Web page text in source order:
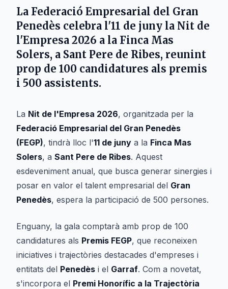
La Federació Empresarial del Gran
Penedès celebra l'11 de juny la Nit de
l'Empresa 2026 a la Finca Mas
Solers, a Sant Pere de Ribes, reunint
prop de 100 candidatures als premis
i 500 assistents.
La Nit de l'Empresa 2026, organitzada per la
Federació Empresarial del Gran Penedès
(FEGP), tindrà lloc l'11 de juny a la Finca Mas
Solers, a Sant Pere de Ribes. Aquest
esdeveniment anual, que busca generar sinergies i
posar en valor el talent empresarial del Gran
Penedès, espera la participació de 500 persones.
Enguany, la gala comptarà amb prop de 100
candidatures als Premis FEGP, que reconeixen
iniciatives i trajectòries destacades d'empreses i
entitats del Penedès i el Garraf. Com a novetat,
s'incorpora el Premi Honorífic a la Trajectòria